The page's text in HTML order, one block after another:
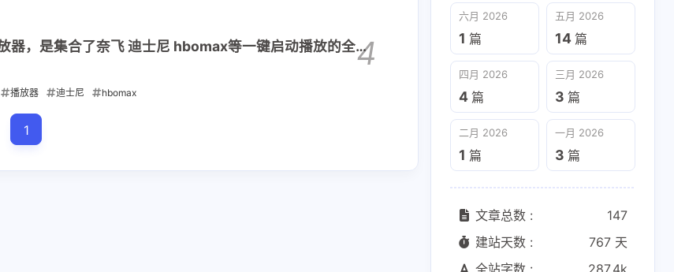
器，是集合了奈飞 迪士尼 hbomax等一键启动播放的全能
4
播放器 迪士尼 hbomax
1
六月 2026
1 篇
五月 2026
14 篇
四月 2026
4 篇
三月 2026
3 篇
二月 2026
1 篇
一月 2026
3 篇
文章总数 :
147
建站天数 :
767 天
全站字数 :
287.4k